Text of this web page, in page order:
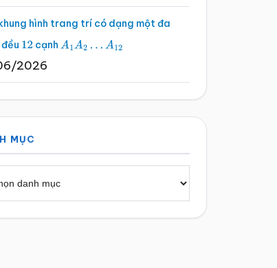
hình trang trí có dạng một đa
12 cạnh A1A2…A 12
2026
MỤC